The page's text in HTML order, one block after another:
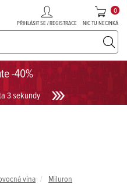
-40%
3 sekundy
PŘIHLÁSIT SE / REGISTRACE NIC TU NECINKÁ
0
UKÁZAT PROSECCO
vína
Miluron